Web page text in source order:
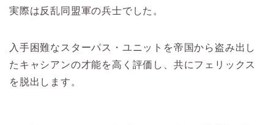
実際は反乱同盟軍の兵士でした。
入手困難なスターパス・ユニットを帝国から盗み出し
たキャシアンの才能を高く評価し、共にフェリックス
を脱出します。